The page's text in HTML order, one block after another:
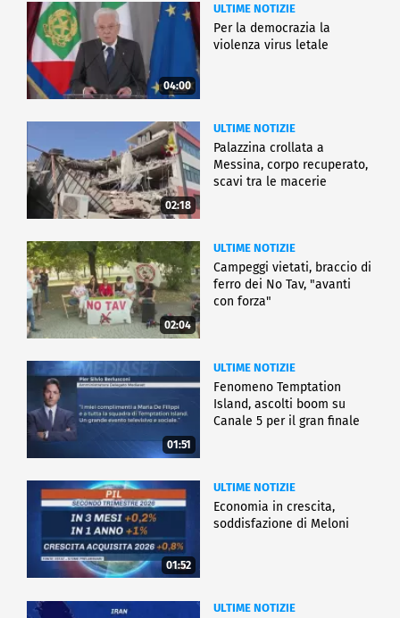
04:00
ULTIME NOTIZIE
Per la democrazia la
violenza virus letale
02:18
ULTIME NOTIZIE
Palazzina crollata a
Messina, corpo recuperato,
scavi tra le macerie
02:04
ULTIME NOTIZIE
Campeggi vietati, braccio di
ferro dei No Tav, "avanti
con forza"
01:51
ULTIME NOTIZIE
Fenomeno Temptation
Island, ascolti boom su
Canale 5 per il gran finale
01:52
ULTIME NOTIZIE
Economia in crescita,
soddisfazione di Meloni
ULTIME NOTIZIE